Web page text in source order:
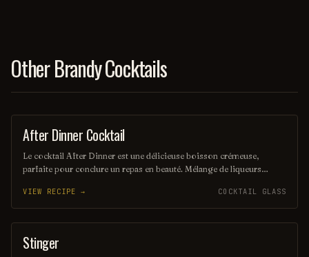
Other Brandy Cocktails
ORDINARY DRINK
After Dinner Cocktail
Le cocktail After Dinner est une délicieuse boisson crémeuse,
parfaite pour conclure un repas en beauté. Mélange de liqueurs
gustative riche et réconfortante, idéale pour se détendre après un
bon dîner.
VIEW RECIPE → COCKTAIL GLASS
ORDINARY DRINK
Stinger